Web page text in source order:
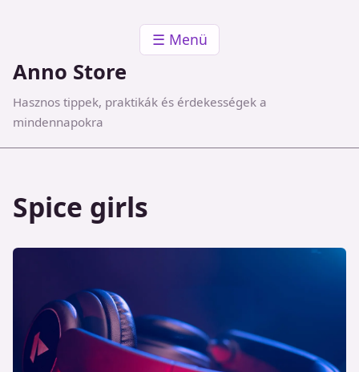
☰ Menü
Anno Store
Hasznos tippek, praktikák és érdekességek a
mindennapokra
Spice girls